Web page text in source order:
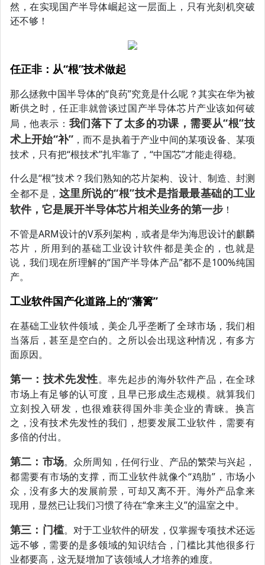
然，在实现国产半导体崛起这一层面上，只有光刻机突破
还不够！
任正非：从“根”技术做起
那么拯救中国半导体的“良药”究竟是什么呢？其实在华为被
断供之时，任正非就曾谈过国产半导体芯片产业该如何破
局，他表示： 我们落下了太多的功课，需要从“根”技
术上开始“补”，而不是执着于产业中间的某项设备、某项
技术，只有把“根技术”扎牢靠了，“中国芯”才能走得稳。
什么是“根”技术？我们熟知的芯片架构、设计、制造、封测
全都不是， 这里所说的“根”技术是指最最基础的工业
软件，它是展开半导体芯片相关业务的第一步 ！
不管是ARM设计的V系列架构，或者是华为海思设计的麒麟
芯片，所用到的基础工业设计软件都是美企的，也就是
说，我们现在所理解的“国产半导体产品”都不是100%纯国
产。
工业软件国产化道路上的“藩篱”
在基础工业软件领域，美企几乎垄断了全球市场，我们相
当落后，甚至是空白的。之所以会出现这种情况，有多方
面原因。
第一：技术先发性。率先起步的海外软件产品，在全球
市场上有足够的认可度，且早已形成生态规模。就算我们
立刻投入研发，也很难获得国外非美企业的青睐。换言
之，没有技术先发性的我们，想要发展工业软件，需要有
多倍的付出。
第二：市场。众所周知，任何行业、产品的繁荣与兴起，
都需要有市场的支撑，而工业软件就像个“鸡肋”，市场小
众，没有多大的发展前景，可却又离不开。海外产品拿来
现用，显然已让我们习惯了待在“拿来主义”的温室之中。
第三：门槛。对于工业软件的研发，仅掌握专项技术还远
远不够，需要的是多领域的知识结合，门槛比其他很多行
业都要高，这无疑增加了该领域人才培养的难度。